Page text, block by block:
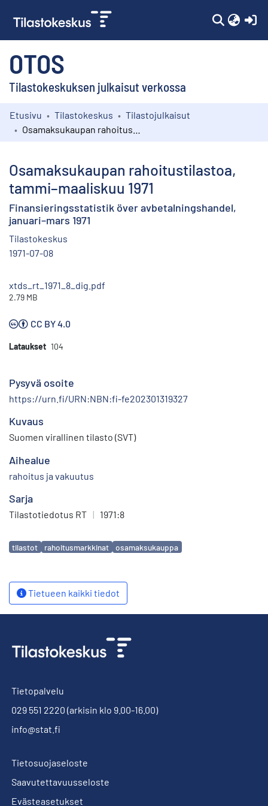
OTOS
Tilastokeskuksen julkaisut verkossa
Kokoelmat
Etusivu Tilastokeskus
Tilastojulkaisut
Osamaksukaupan rahoitustilastoa,
tammi–maaliskuu 1971
Finansieringsstatistik över avbetalningshandel,
januari–mars 1971
Tilastokeskus
1971-07-08
xtds_rt_1971_8_dig.pdf
2.79 MB
CC BY 4.0
Lataukset 104
Pysyvä osoite
https://urn.fi/URN:NBN:fi-fe202301319327
Kuvaus
Suomen virallinen tilasto (SVT)
Aihealue
rahoitus ja vakuutus
Sarja
Tilastotiedotus RT | 1971:8
Avainsanat
tilastot rahoitusmarkkinat osamaksukauppa
Tietueen kaikki tiedot
Tietopalvelu
029 551 2220 (arkisin klo 9.00-16.00)
info@stat.fi
Tietosuojaseloste
Saavutettavuusseloste
Evästeasetukset